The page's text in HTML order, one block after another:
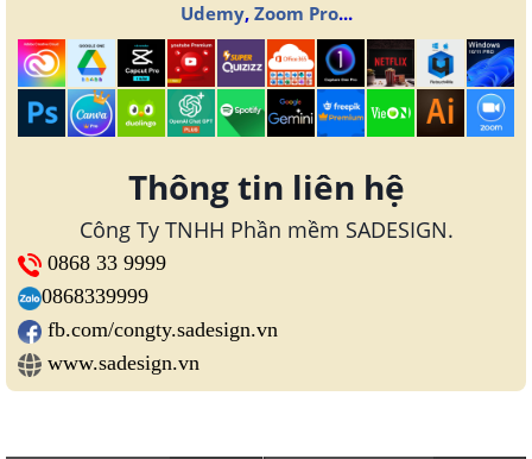
Udemy, Zoom Pro...
Thông tin liên hệ
Công Ty TNHH Phần mềm SADESIGN.
0868 33 9999
0868339999
fb.com/congty.sadesign.vn
www.sadesign.vn